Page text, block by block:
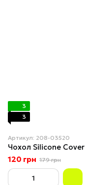
3
3
Артикул: 208-03520
120 грн 179 грн